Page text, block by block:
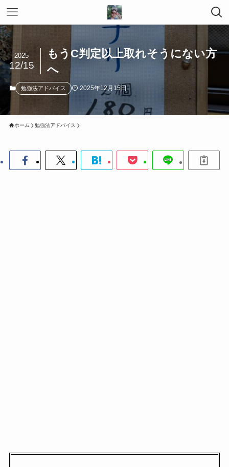
もうC判定以上取れそうにない方
へ
2025
12/15
勉強法アドバイス 2025年12月15日
ホーム 勉強法アドバイス